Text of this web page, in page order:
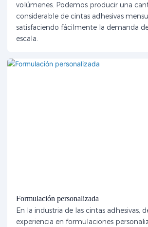
volúmenes. Podemos producir una
considerable de cintas adhesivas
satisfaciendo fácilmente la demanda
escala.
Formulación personalizada
En la industria de las cintas adhesivas,
experiencia en formulaciones